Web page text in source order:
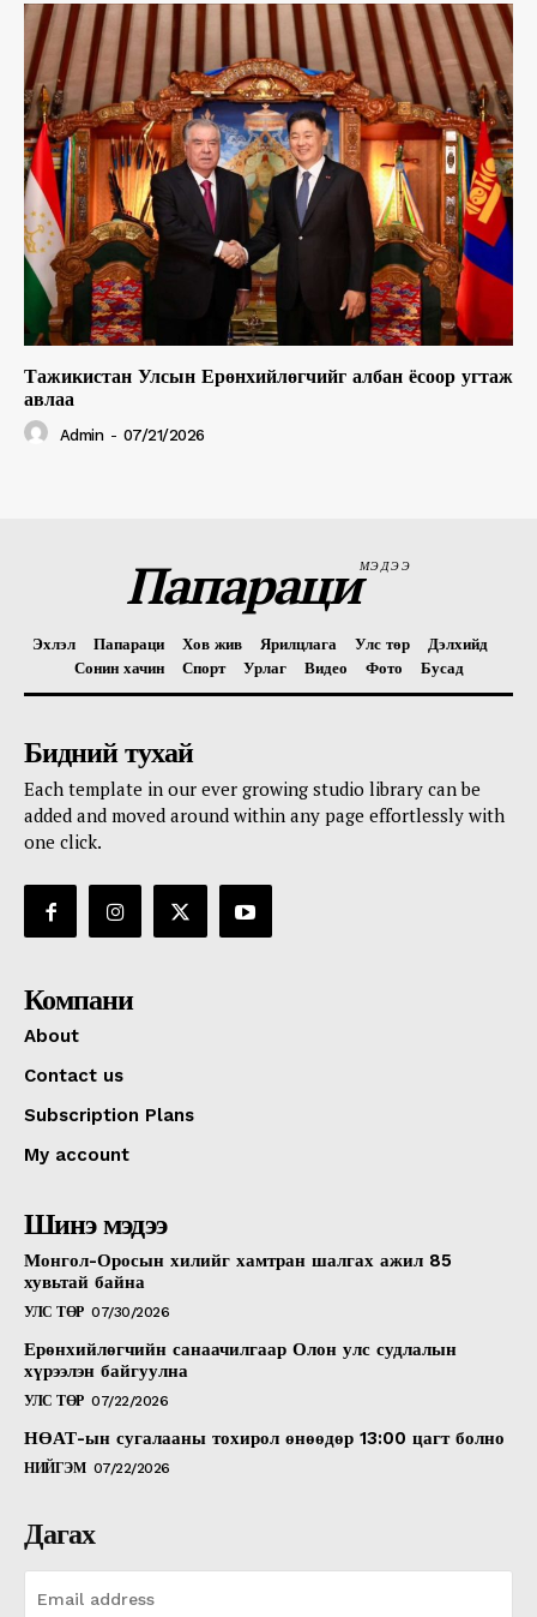
Тажикистан Улсын Ерөнхийлөгчийг албан ёсоор угтаж
авлаа
Admin - 07/21/2026
ПапарациМЭДЭЭ
Эхлэл Папараци Хов жив Ярилцлага Улс төр
Дэлхийд
Сонин хачин
Спорт Урлаг Видео Фото Бусад
Бидний тухай
Each template in our ever growing studio library can be
added and moved around within any page effortlessly with
one click.
Компани
About
Contact us
Subscription Plans
My account
Шинэ мэдээ
Монгол-Оросын хилийг хамтран шалгах ажил 85
хувьтай байна
УЛС ТӨР 07/30/2026
Ерөнхийлөгчийн санаачилгаар Олон улс судлалын
хүрээлэн байгуулна
УЛС ТӨР 07/22/2026
НӨАТ-ын сугалааны тохирол өнөөдөр 13:00 цагт болно
НИЙГЭМ 07/22/2026
Дагах